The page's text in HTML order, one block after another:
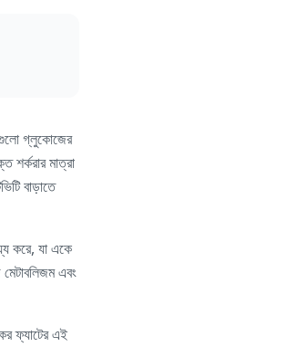
গ্লুকোজের
শর্করার মাত্রা
বাড়াতে
করে, যা একে
এবং
ফ্যাটের এই